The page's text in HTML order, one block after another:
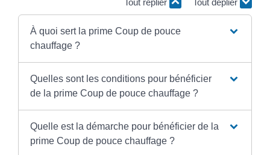
À quoi sert la prime Coup de pouce
chauffage ?
Quelles sont les conditions pour bénéficier
de la prime Coup de pouce chauffage ?
Quelle est la démarche pour bénéficier de la
prime Coup de pouce chauffage ?